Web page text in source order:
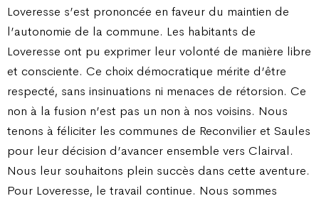
Loveresse s’est prononcée en faveur du maintien de
l’autonomie de la commune. Les habitants de
Loveresse ont pu exprimer leur volonté de manière libre
et consciente. Ce choix démocratique mérite d’être
respecté, sans insinuations ni menaces de rétorsion. Ce
non à la fusion n’est pas un non à nos voisins. Nous
tenons à féliciter les communes de Reconvilier et Saules
pour leur décision d’avancer ensemble vers Clairval.
Nous leur souhaitons plein succès dans cette aventure.
Pour Loveresse, le travail continue. Nous sommes